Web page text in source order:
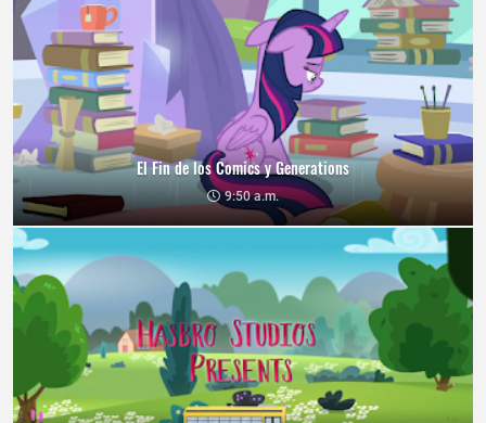
El Fin de los Comics y Generations
9:50 a.m.